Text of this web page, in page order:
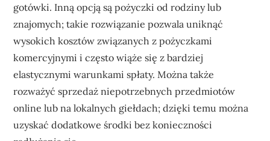
gotówki. Inną opcją są pożyczki od rodziny lub
znajomych; takie rozwiązanie pozwala uniknąć
wysokich kosztów związanych z pożyczkami
komercyjnymi i często wiąże się z bardziej
elastycznymi warunkami spłaty. Można także
rozważyć sprzedaż niepotrzebnych przedmiotów
online lub na lokalnych giełdach; dzięki temu można
uzyskać dodatkowe środki bez konieczności